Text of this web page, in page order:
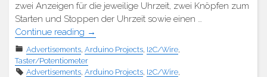
zwei Anzeigen für die jeweilige Uhrzeit, zwei Knöpfen zum
Starten und Stoppen der Uhrzeit sowie einen …
Continue reading "Arduino
Schach-
Uhr"
→
Advertisements Arduino Projects I2C/Wire
Taster/Potentiometer
Advertisements Arduino Projects I2C/Wire